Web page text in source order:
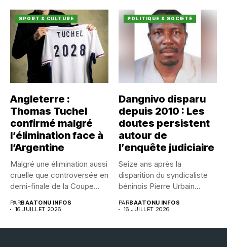
SPORT & CULTURE
Angleterre :
Thomas Tuchel
confirmé malgré
l’élimination face à
l’Argentine
Malgré une élimination aussi
cruelle que controversée en
demi-finale de la Coupe...
PARBAATONU INFOS
16 JUILLET 2026
POLITIQUE & SOCIÉTÉ
Dangnivo disparu
depuis 2010 : Les
doutes persistent
autour de
l’enquête judiciaire
Seize ans après la
disparition du syndicaliste
béninois Pierre Urbain
PARBAATONU INFOS
16 JUILLET 2026